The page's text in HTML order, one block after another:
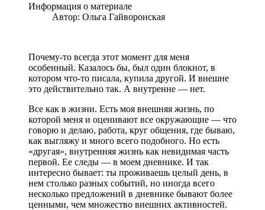
Информация о материале
Автор: Ольга Гайворонская
Почему-то всегда этот момент для меня
особенный. Казалось бы, был один блокнот, в
котором что-то писала, купила другой. И внешне
это действительно так. А внутренне — нет.
Все как в жизни. Есть моя внешняя жизнь, по
которой меня и оценивают все окружающие — что
говорю и делаю, работа, круг общения, где бываю,
как выгляжу и много всего подобного. Но есть
«другая», внутренняя жизнь как невидимая часть
первой. Ее следы — в моем дневнике. И так
интересно бывает: ты проживаешь целый день, в
нем столько разных событий, но иногда всего
несколько предложений в дневнике бывают более
ценными, чем множество внешних активностей.